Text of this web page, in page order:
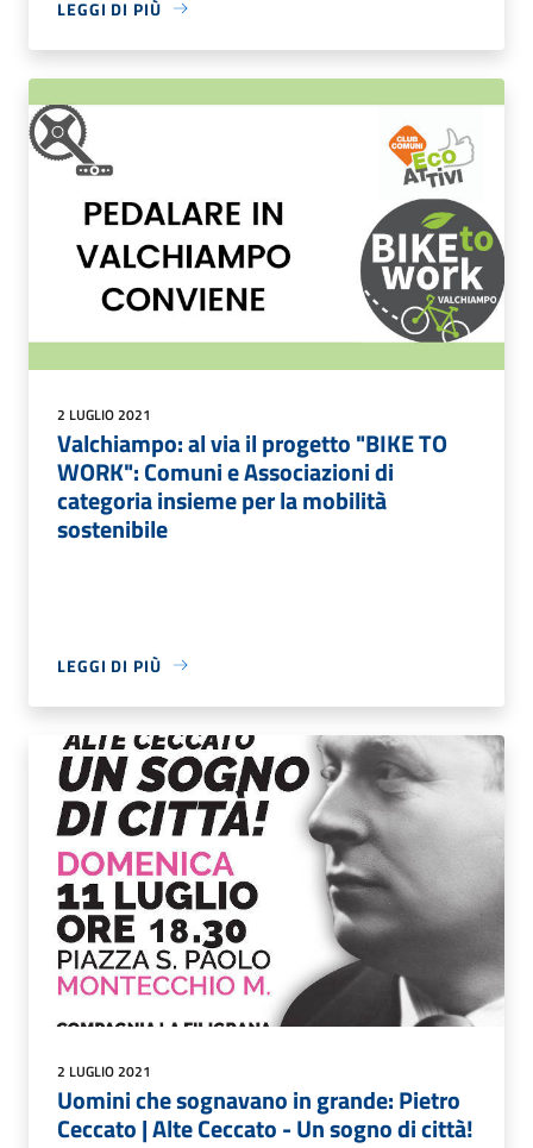
LEGGI DI PIÙ
2 LUGLIO 2021
Valchiampo: al via il progetto "BIKE TO
WORK": Comuni e Associazioni di
categoria insieme per la mobilità
sostenibile
LEGGI DI PIÙ
2 LUGLIO 2021
Uomini che sognavano in grande: Pietro
Ceccato | Alte Ceccato - Un sogno di città!